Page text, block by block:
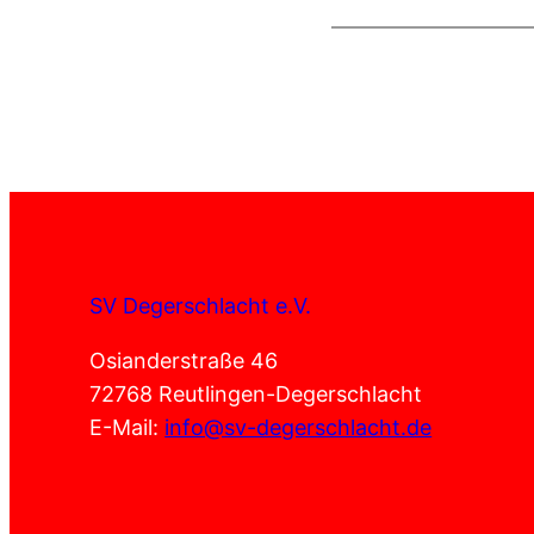
SV Degerschlacht e.V.
Osianderstraße 46
72768 Reutlingen-Degerschlacht
E-Mail: info@sv-degerschlacht.de